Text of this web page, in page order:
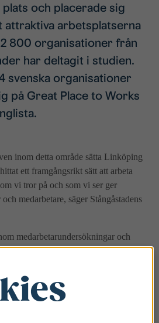
och placerade sig
attraktiva arbetsplatserna
800 organisationer från
har deltagit i studien.
svenska organisationer
på Great Place to Works
inom detta område sätta Linköping
ett framgångsrikt sätt att arbeta
vi tror på och som vi ser ger
medarbetare, säger Stångåstadens
medarbetarundersökningar och
företag motiverar, inspirerar och tar
procent av medarbetarna på
sin arbetsgivare, och 98